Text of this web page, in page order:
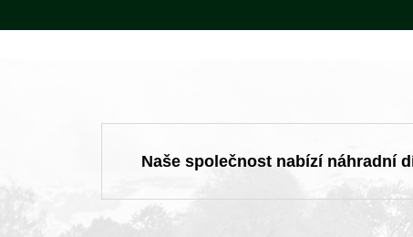
Naše společnost nabízí náhradní